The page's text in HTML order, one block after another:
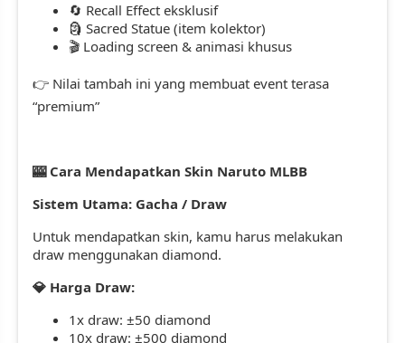
🔄 Recall Effect eksklusif
🗿 Sacred Statue (item kolektor)
🎬 Loading screen & animasi khusus
👉 Nilai tambah ini yang membuat event terasa
“premium”
🎰Cara Mendapatkan Skin Naruto MLBB
Sistem Utama: Gacha / Draw
Untuk mendapatkan skin, kamu harus melakukan
draw menggunakan diamond.
💎 Harga Draw:
1x draw: ±50 diamond
10x draw: ±500 diamond